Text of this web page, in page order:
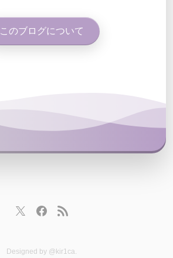
このブログについて
Designed by @kir1ca.